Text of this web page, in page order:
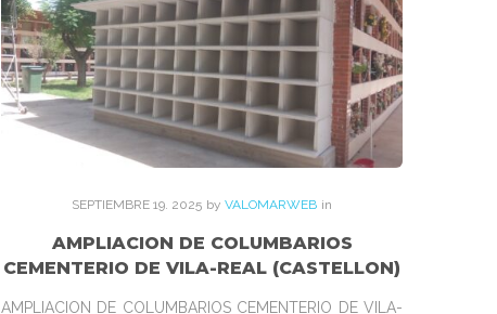
SEPTIEMBRE 19 . 2025 by VALOMARWEB in
AMPLIACION DE COLUMBARIOS
CEMENTERIO DE VILA-REAL (CASTELLON)
AMPLIACION DE COLUMBARIOS CEMENTERIO DE VILA-